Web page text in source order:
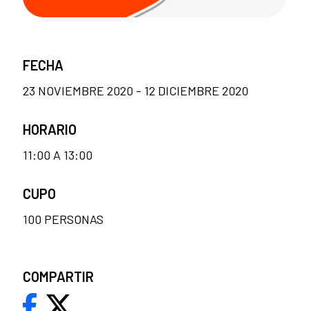
FECHA
23 NOVIEMBRE 2020 - 12 DICIEMBRE 2020
HORARIO
11:00 A 13:00
CUPO
100 PERSONAS
COMPARTIR